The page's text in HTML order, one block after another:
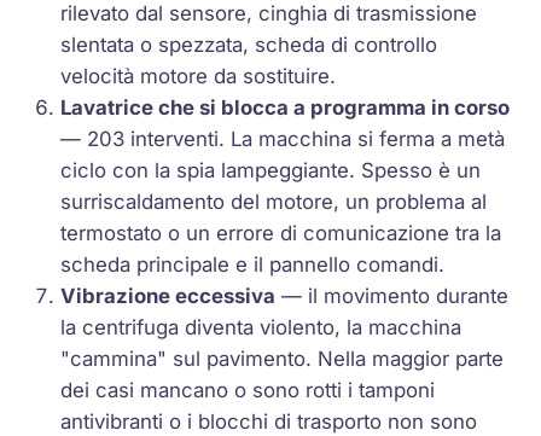
rilevato dal sensore, cinghia di trasmissione
slentata o spezzata, scheda di controllo
velocità motore da sostituire.
Lavatrice che si blocca a programma in corso
— 203 interventi. La macchina si ferma a metà
ciclo con la spia lampeggiante. Spesso è un
surriscaldamento del motore, un problema al
termostato o un errore di comunicazione tra la
scheda principale e il pannello comandi.
Vibrazione eccessiva — il movimento durante
la centrifuga diventa violento, la macchina
"cammina" sul pavimento. Nella maggior parte
dei casi mancano o sono rotti i tamponi
antivibranti o i blocchi di trasporto non sono